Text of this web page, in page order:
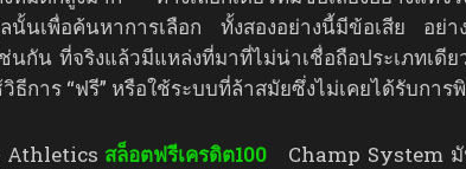
นั้นเพื่อค้นหาการเลือก ทั้งสองอย่างนี้มีข้อเสีย อย่า
นกัน ที่จริงแล้วมีแหล่งที่มาที่ไม่น่าเชื่อถือประเภทเดี
ธีการ “ฟรี” หรือใช้ระบบที่ล้าสมัยซึ่งไม่เคยได้รับกา
Athletics สล็อตฟรีเครดิต100 Champ System มั